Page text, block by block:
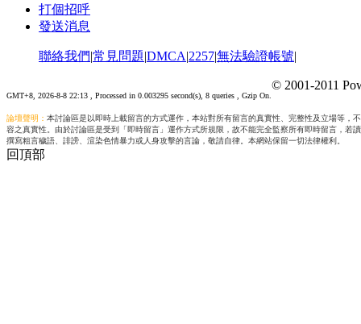
打個招呼
發送消息
聯絡我們|常見問題|DMCA|2257|無法驗證帳號|
GMT+8, 2026-8-8 22:13 , Processed in 0.003295 second(s), 8 queries , Gzip On.
© 2001-2011
論壇聲明： 本討論區是以即時上載留言的方式運作，本站對所有留言的真實性、完整性及立場等
容之真實性。由於討論區是受到「即時留言」運作方式所規限，故不能完全監察所有即時留言，
撰寫粗言穢語、誹謗、渲染色情暴力或人身攻擊的言論，敬請自律。本網站保留一切法律權利。
回頂部